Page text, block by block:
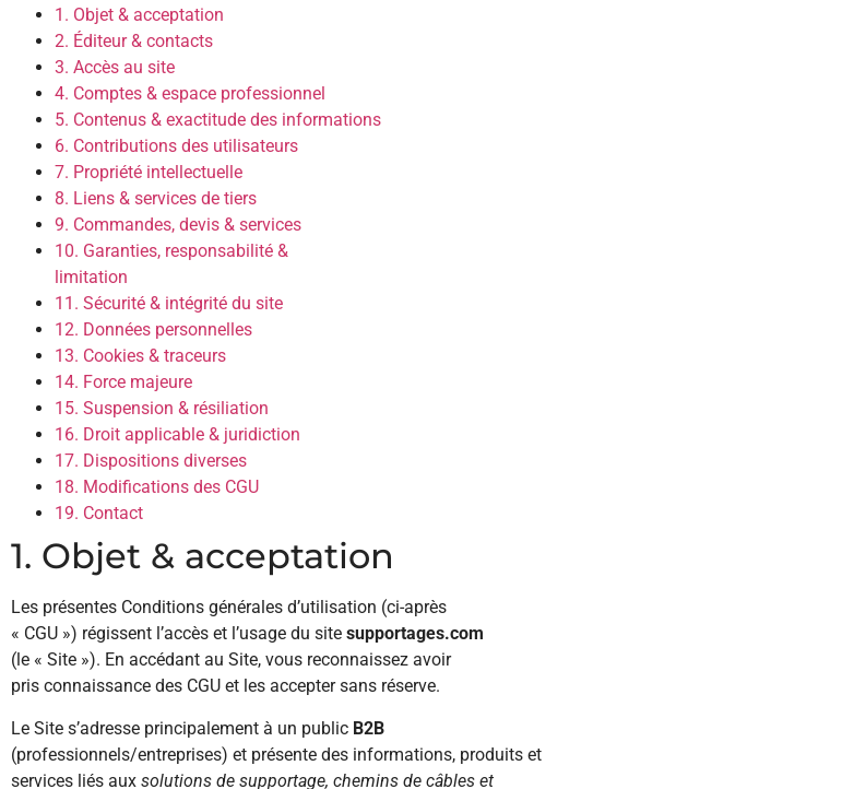
1. Objet & acceptation
2. Éditeur & contacts
3. Accès au site
4. Comptes & espace professionnel
5. Contenus & exactitude des informations
6. Contributions des utilisateurs
7. Propriété intellectuelle
8. Liens & services de tiers
9. Commandes, devis & services
10. Garanties, responsabilité &
limitation
11. Sécurité & intégrité du site
12. Données personnelles
13. Cookies & traceurs
14. Force majeure
15. Suspension & résiliation
16. Droit applicable & juridiction
17. Dispositions diverses
18. Modifications des CGU
19. Contact
1. Objet & acceptation
Les présentes Conditions générales d’utilisation (ci-après
« CGU ») régissent l’accès et l’usage du site supportages.com
(le « Site »). En accédant au Site, vous reconnaissez avoir
pris connaissance des CGU et les accepter sans réserve.
Le Site s’adresse principalement à un public B2B
(professionnels/entreprises) et présente des informations, produits et
services liés aux solutions de supportage, chemins de câbles et